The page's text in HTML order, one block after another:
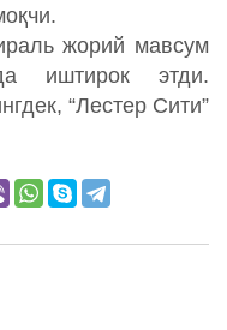
жорий мавсум
иштирок этди.
“Лестер Сити”